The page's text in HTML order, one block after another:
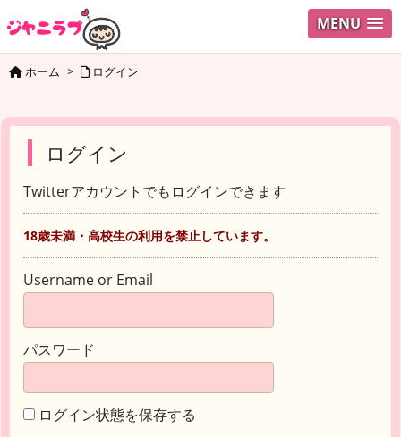
MENU
ホーム > ログイン
ログイン
Twitterアカウントでもログインできます
18歳未満・高校生の利用を禁止しています。
Username or Email
パスワード
ログイン状態を保存する